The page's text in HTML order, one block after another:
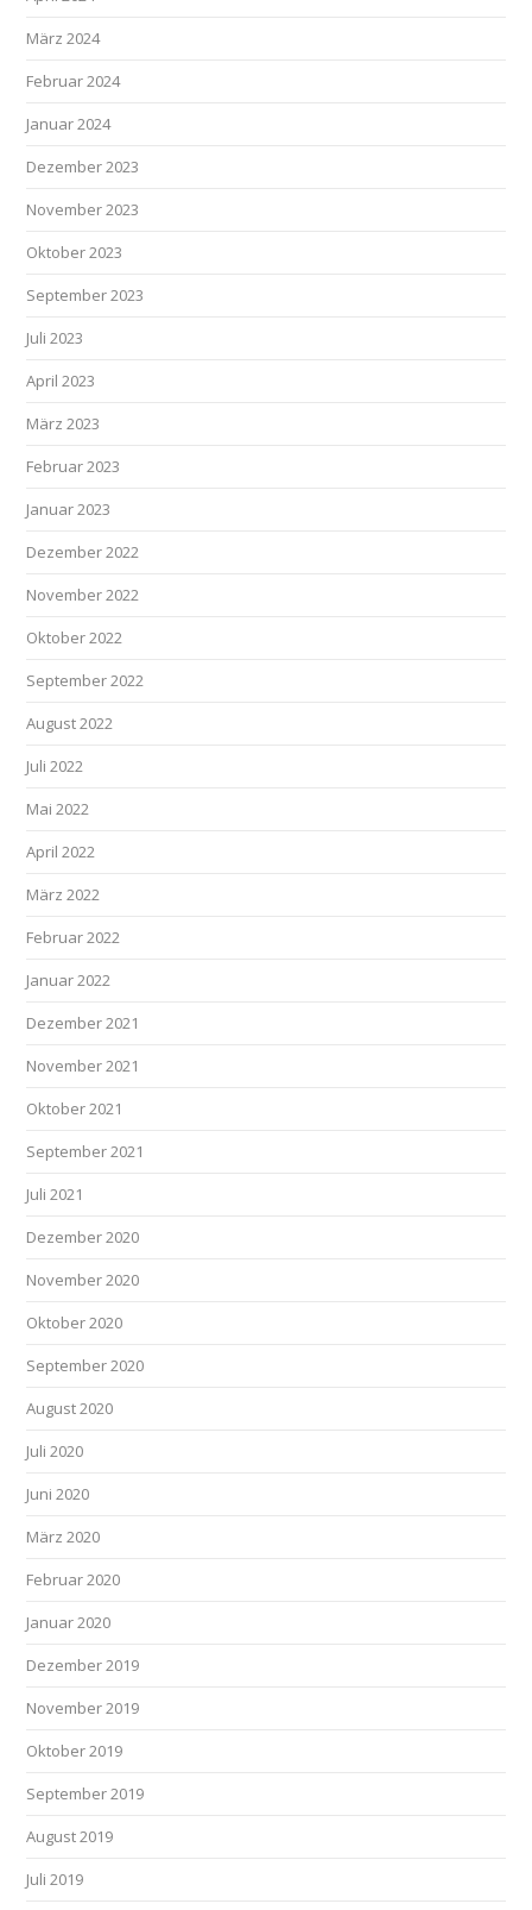
März 2024
Februar 2024
Januar 2024
Dezember 2023
November 2023
Oktober 2023
September 2023
Juli 2023
April 2023
März 2023
Februar 2023
Januar 2023
Dezember 2022
November 2022
Oktober 2022
September 2022
August 2022
Juli 2022
Mai 2022
April 2022
März 2022
Februar 2022
Januar 2022
Dezember 2021
November 2021
Oktober 2021
September 2021
Juli 2021
Dezember 2020
November 2020
Oktober 2020
September 2020
August 2020
Juli 2020
Juni 2020
März 2020
Februar 2020
Januar 2020
Dezember 2019
November 2019
Oktober 2019
September 2019
August 2019
Juli 2019